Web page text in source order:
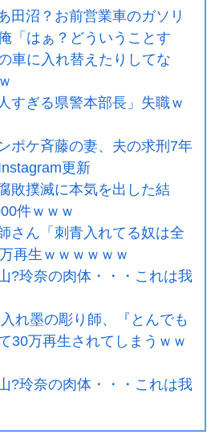
田沼？お前営業車のガソリ
「はぁ？どういうことす
車に入れ替えたりしてな
すぎる県警本部長」失職ｗ
ポケ斉藤の妻、夫の求刑7年
更新
敗撲滅に本気を出した結
件ｗｗｗ
さん「刺青入れてる奴は全
再生ｗｗｗｗｗｗ
?玲奈の肉体・・・これは我
入れ墨の彫り師、『とんでも
30万再生されてしまうｗｗ
?玲奈の肉体・・・これは我